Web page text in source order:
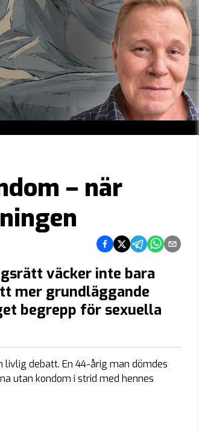
– när
Dela på Facebook
Dela på Twitter
Dela påDela på
Dela
väcker inte bara
mer grundläggande
begrepp för sexuella
debatt. En 44-årig man dömdes
utan kondom i strid med hennes